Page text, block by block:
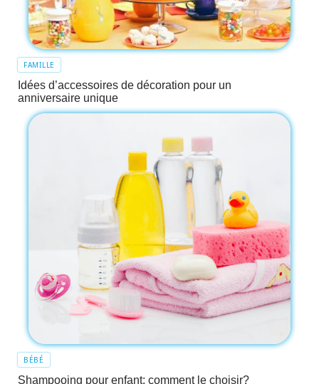
FAMILLE
Idées d’accessoires de décoration pour un
anniversaire unique
BÉBÉ
Shampooing pour enfant: comment le choisir?